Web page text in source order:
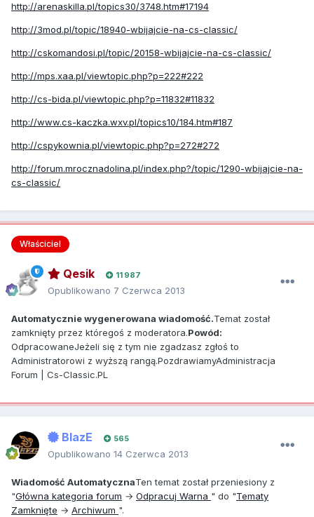
http://arenaskilla.pl/topics30/3748.htm#17194
http://3mod.pl/topic/18940-wbijajcie-na-cs-classic/
http://cskomandosi.pl/topic/20158-wbijajcie-na-cs-classic/
http://mps.xaa.pl/viewtopic.php?p=222#222
http://cs-bida.pl/viewtopic.php?p=11832#11832
http://www.cs-kaczka.wxv.pl/topics10/184.htm#187
http://cspykownia.pl/viewtopic.php?p=272#272
http://forum.mrocznadolina.pl/index.php?/topic/1290-wbijajcie-na-
cs-classic/
Właściciel
Qesik 11 987
Opublikowano 7 Czerwca 2013
Automatycznie wygenerowana wiadomość.Temat został
zamknięty przez któregoś z moderatora.Powód:
OdpracowaneJeżeli się z tym nie zgadzasz zgłoś to
Administratorowi z wyższą rangą.PozdrawiamyAdministracja
Forum | Cs-Classic.PL
BlazE 565
Opublikowano 14 Czerwca 2013
Wiadomość AutomatycznaTen temat został przeniesiony z
"Główna kategoria forum → Odpracuj Warna " do "Tematy
Zamknięte → Archiwum ".